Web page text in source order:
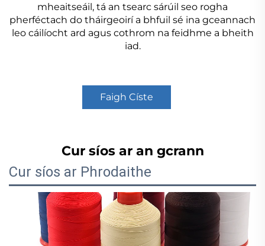
mheaitseáil, tá an tsearc sárúil seo rogha
pherféctach do tháirgeoirí a bhfuil sé ina gceannach
leo cáilíocht ard agus cothrom na feidhme a bheith
iad.
Faigh Císte
Cur síos ar an gcrann
Cur síos ar Phrodaithe